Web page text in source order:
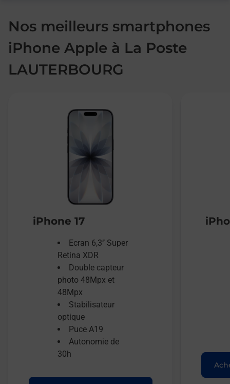
Nos meilleurs smartphones
iPhone Apple à La Poste
LAUTERBOURG
iPhone 17
Ecran 6,3’’ Super
Retina XDR
Double capteur
photo 48Mpx et
48Mpx
Stabilisateur
optique
Puce A19
Autonomie de
30h